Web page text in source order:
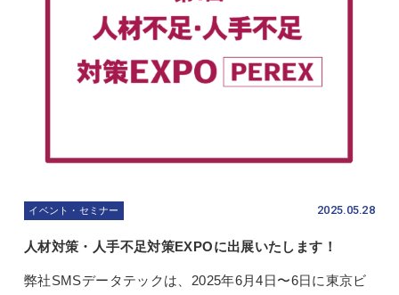
イベント・セミナー 2025.05.28
人材対策・人手不足対策EXPOに出展いたします！
弊社SMSデータテックは、2025年6月4日〜6日に東京ビ